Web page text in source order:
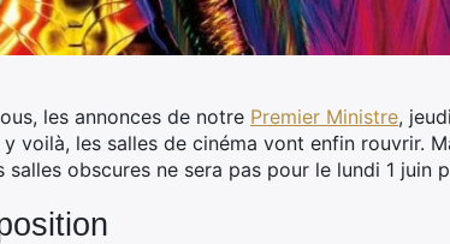
les annonces de notre Premier Ministre,
voilà, les salles de cinéma vont enfin rouvrir.
obscures ne sera pas pour le lundi 1 juin